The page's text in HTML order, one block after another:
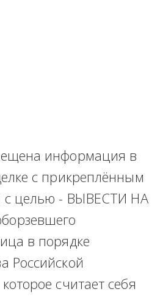
информация в
с прикреплённым
с целью - ВЫВЕСТИ НА
в порядке
Российской
считает себя